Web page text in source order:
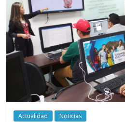
periodismo
digital
del
Politécnico
Grancolombiano
Actualidad Noticias